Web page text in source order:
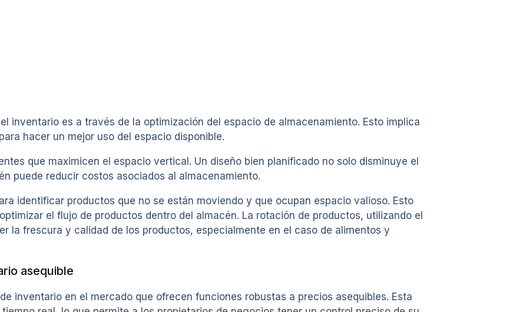
inventario es a través de la optimización del espacio de almacenamiento. Esto implica
hacer un mejor uso del espacio disponible.
que maximicen el espacio vertical. Un diseño bien planificado no solo disminuye el
puede reducir costos asociados al almacenamiento.
identificar productos que no se están moviendo y que ocupan espacio valioso. Esto
el flujo de productos dentro del almacén. La rotación de productos, utilizando el
la frescura y calidad de los productos, especialmente en el caso de alimentos y
asequible
inventario en el mercado que ofrecen funciones robustas a precios asequibles. Esta